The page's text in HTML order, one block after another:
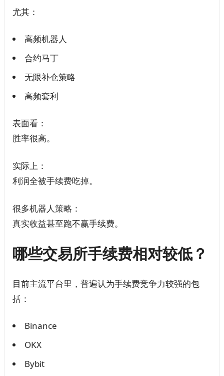
尤其：
高频机器人
合约马丁
无限补仓策略
高频套利
表面看：
胜率很高。
实际上：
利润全被手续费吃掉。
很多机器人策略：
真实收益甚至跑不赢手续费。
哪些交易所手续费相对较低？
目前主流平台里，普遍认为手续费竞争力较强的包
括：
Binance
OKX
Bybit